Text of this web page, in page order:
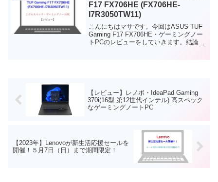
F17 FX706HE (FX706HE-
I7R3050TW11)
こんにちはマサです。今回はASUS TUF
Gaming F17 FX706HE・ゲーミングノー
トPCのレビューをしていきます。結論か
【レビュー】レノボ・IdeaPad Gaming
370i(16型 第12世代インテル) 高スペック
なゲーミングノートPC
【2023年】Lenovoが新生活応援セールを
開催！５月7日（日）まで期間限定！